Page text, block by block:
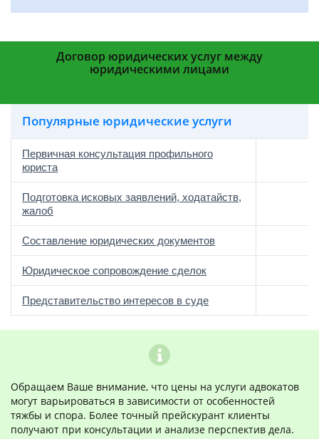
Договор юридических услуг между
юридическими лицами
Популярные юридические услуги
Первичная консультация профильного
юриста
Подготовка исковых заявлений, ходатайств,
жалоб
Составление юридических документов
Юридическое сопровождение сделок
Представительство интересов в суде
Обращаем Ваше внимание, что цены на услуги адвокатов
могут варьироваться в зависимости от особенностей
тяжбы и спора. Более точный прейскурант клиенты
получают при консультации и анализе перспектив дела.